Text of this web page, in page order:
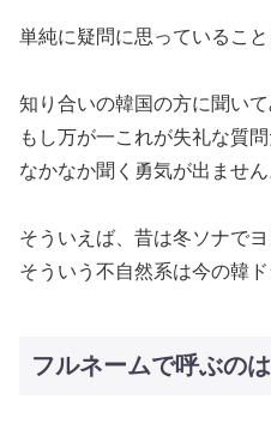
単純に疑問に思っていること
知り合いの韓国の方に聞い
もし万が一これが失礼な質
なかなか聞く勇気が出ません
そういえば、昔は冬ソナで
そういう不自然系は今の韓
フルネームで呼ぶの